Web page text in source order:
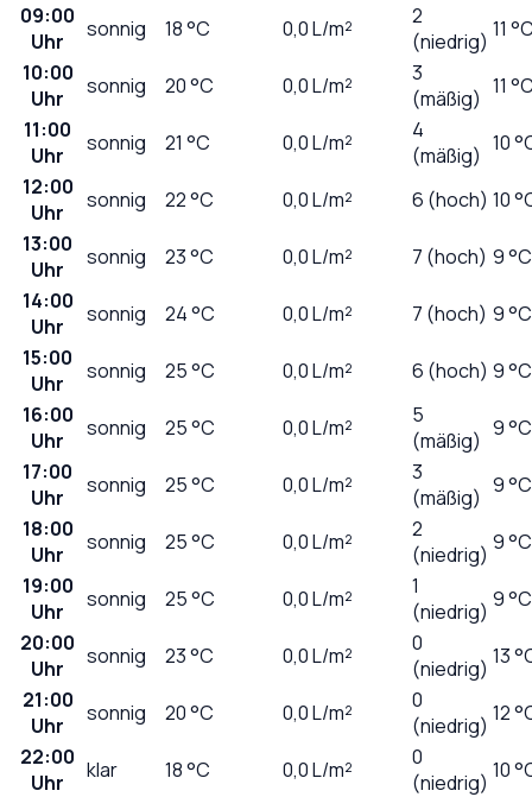
09:00
Uhr
sonnig 18°C 0,0L/m²
2
(niedrig) 11
10:00
Uhr
sonnig 20°C 0,0L/m²
3
(mäßig) 11
11:00
Uhr
sonnig 21 °C 0,0L/m²
4
(mäßig) 10
12:00
Uhr
sonnig 22°C 0,0L/m² 6 (hoch) 10
13:00
Uhr
sonnig 23°C 0,0L/m² 7 (hoch) 9 °C
14:00
Uhr
sonnig 24°C 0,0L/m² 7 (hoch) 9 °C
15:00
Uhr
sonnig 25°C 0,0L/m² 6 (hoch) 9 °C
16:00
Uhr
sonnig 25°C 0,0L/m²
5
(mäßig) 9 °C
17:00
Uhr
sonnig 25°C 0,0L/m²
3
(mäßig) 9 °C
18:00
Uhr
sonnig 25°C 0,0L/m²
2
(niedrig) 9 °C
19:00
Uhr
sonnig 25°C 0,0L/m²
1
(niedrig) 9 °C
20:00
Uhr
sonnig 23°C 0,0L/m²
0
(niedrig) 13
21:00
Uhr
sonnig 20°C 0,0L/m²
0
(niedrig) 12
22:00
Uhr
klar 18°C 0,0L/m²
0
(niedrig) 10